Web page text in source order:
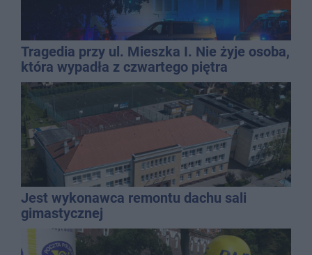
Tragedia przy ul. Mieszka I. Nie żyje osoba,
która wypadła z czwartego piętra
Jest wykonawca remontu dachu sali
gimastycznej